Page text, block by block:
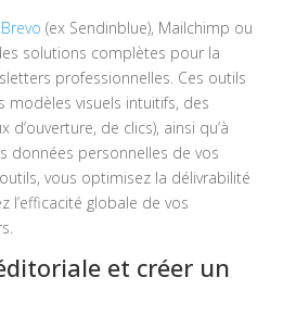
Brevo (ex Sendinblue), Mailchimp ou
solutions complètes pour la
professionnelles. Ces outils
modèles visuels intuitifs, des
de clics), ainsi qu’à
données personnelles de vos
vous optimisez la délivrabilité
l’efficacité globale de vos
et créer un